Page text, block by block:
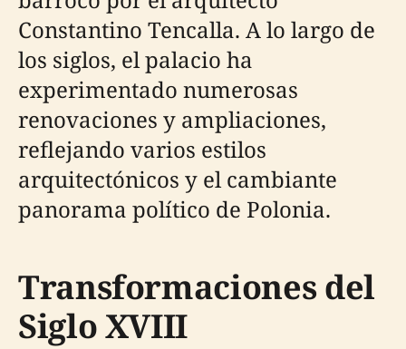
Constantino Tencalla. A lo largo de
los siglos, el palacio ha
experimentado numerosas
renovaciones y ampliaciones,
reflejando varios estilos
arquitectónicos y el cambiante
panorama político de Polonia.
Transformaciones del
Siglo XVIII